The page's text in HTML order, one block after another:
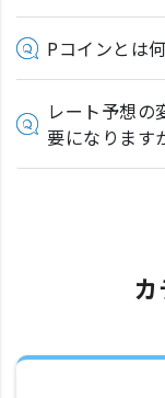
Pコインとは
レート予想の
要になります